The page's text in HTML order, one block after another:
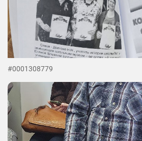
#0001308779